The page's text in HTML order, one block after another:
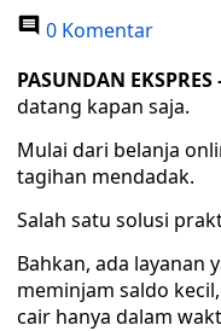
0 Komentar
PASUNDAN EKSPRES
datang kapan saja.
Mulai dari belanja
tagihan mendadak.
Salah satu solusi
Bahkan, ada layanan
meminjam saldo
cair hanya dalam